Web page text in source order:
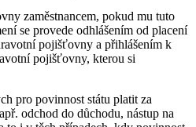
zaměstnancem, pokud mu tuto
se provede odhlášením od placení
pojišťovny a přihlášením k
pojišťovny, kterou si
pro povinnost státu platit za
odchod do důchodu, nástup na